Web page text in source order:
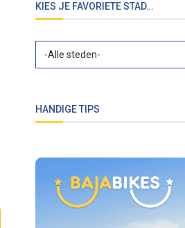
KIES JE FAVORIETE STAD…
HANDIGE TIPS